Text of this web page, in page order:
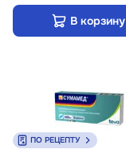
В корзину
ПО РЕЦЕПТУ